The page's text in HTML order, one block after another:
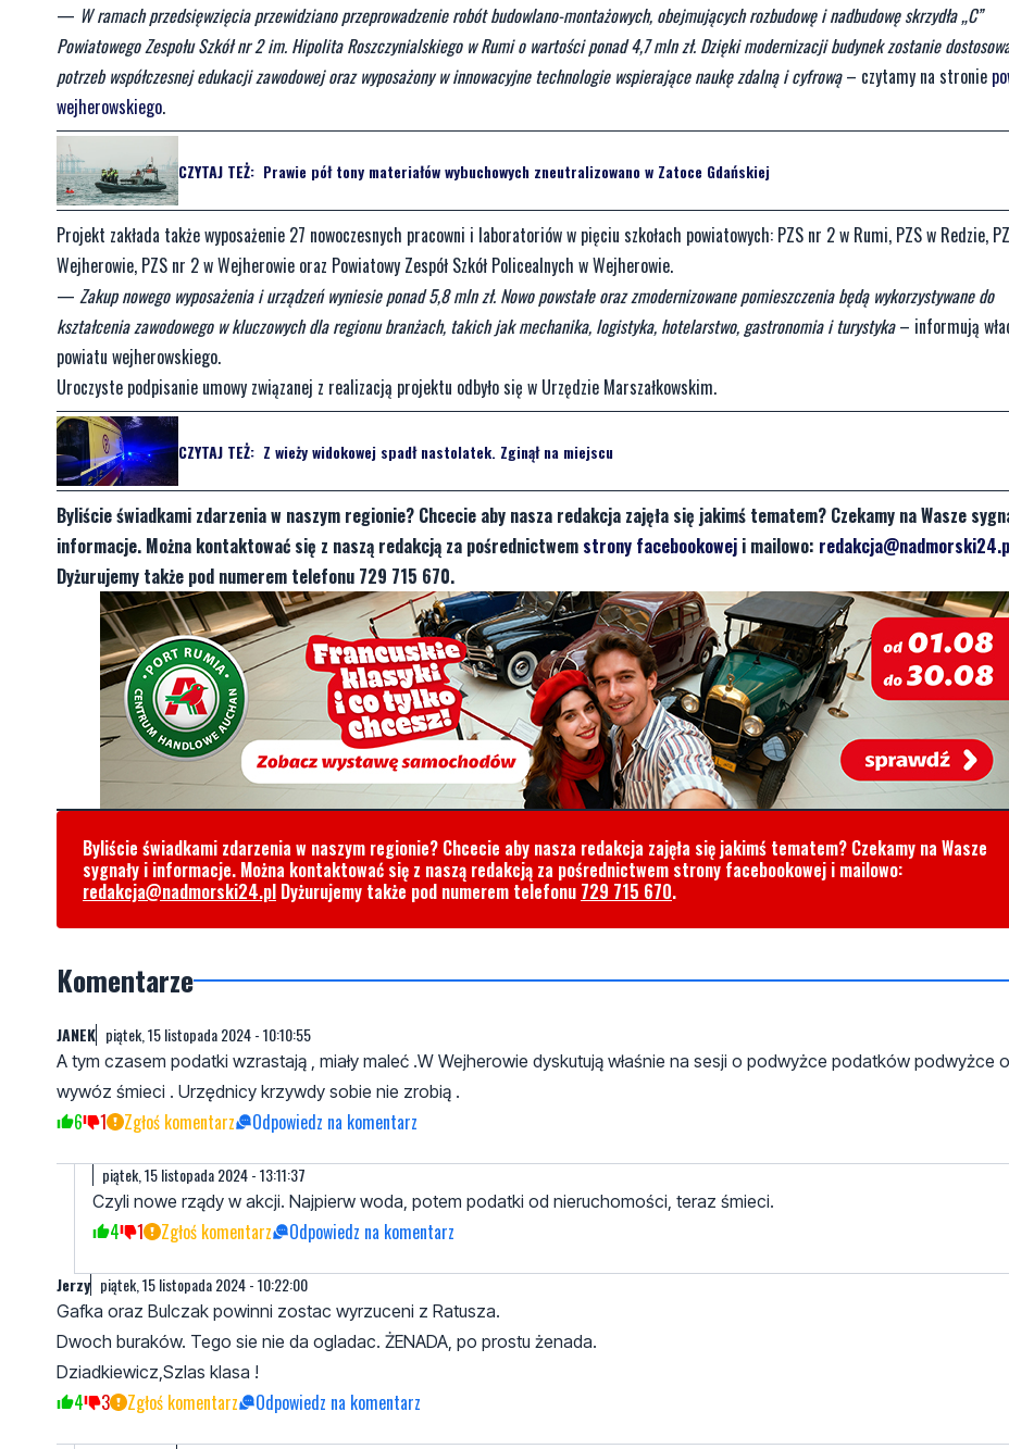
— W ramach przedsięwzięcia przewidziano przeprowadzenie robót budowlano-montażowych, obejmujących rozbudowę i nadbudowę skrzydła „C”
Powiatowego Zespołu Szkół nr 2 im. Hipolita Roszczynialskiego w Rumi o wartości ponad 4,7 mln zł. Dzięki modernizacji budynek zostanie
potrzeb współczesnej edukacji zawodowej oraz wyposażony w innowacyjne technologie wspierające naukę zdalną i cyfrową– czytamy na stronie
wejherowskiego.
CZYTAJ TEŻ: Prawie pół tony materiałów wybuchowych zneutralizowano w Zatoce Gdańskiej
Projekt zakłada także wyposażenie 27 nowoczesnych pracowni i laboratoriów w pięciu szkołach powiatowych: PZS nr 2 w Rumi, PZS w Redzie,
Wejherowie, PZS nr 2 w Wejherowie oraz Powiatowy Zespół Szkół Policealnych w Wejherowie.
— Zakup nowego wyposażenia i urządzeń wyniesie ponad 5,8 mln zł. Nowo powstałe oraz zmodernizowane pomieszczenia będą wykorzystywane do
kształcenia zawodowego w kluczowych dla regionu branżach, takich jak mechanika, logistyka, hotelarstwo, gastronomia i turystyka– informują
powiatu wejherowskiego.
Uroczyste podpisanie umowy związanej z realizacją projektu odbyło się w Urzędzie Marszałkowskim.
CZYTAJ TEŻ: Z wieży widokowej spadł nastolatek. Zginął na miejscu
Byliście świadkami zdarzenia w naszym regionie? Chcecie aby nasza redakcja zajęła się jakimś tematem? Czekamy na Wasze
informacje. Można kontaktować się z naszą redakcją za pośrednictwem strony facebookowej i mailowo:
Dyżurujemy także pod numerem telefonu 729 715 670.
Byliście świadkami zdarzenia w naszym regionie? Chcecie aby nasza redakcja zajęła się jakimś tematem? Czekamy na Wasze
sygnały i informacje. Można kontaktować się z naszą redakcją za pośrednictwem strony facebookowej i mailowo:
redakcja@nadmorski24.pl Dyżurujemy także pod numerem telefonu 729 715 670.
Komentarze
JANEK piątek, 15 listopada 2024 - 10:10:55
A tym czasem podatki wzrastają , miały maleć .W Wejherowie dyskutują właśnie na sesji o podwyżce podatków podwyżce
wywóz śmieci . Urzędnicy krzywdy sobie nie zrobią .
6 1 Zgłoś komentarz Odpowiedz na komentarz
piątek, 15 listopada 2024 - 13:11:37
Czyli nowe rządy w akcji. Najpierw woda, potem podatki od nieruchomości, teraz śmieci.
4 1 Zgłoś komentarz Odpowiedz na komentarz
Jerzy piątek, 15 listopada 2024 - 10:22:00
Gafka oraz Bulczak powinni zostac wyrzuceni z Ratusza.
Dwoch buraków. Tego sie nie da ogladac. ŻENADA, po prostu żenada.
Dziadkiewicz,Szlas klasa !
4 3 Zgłoś komentarz Odpowiedz na komentarz